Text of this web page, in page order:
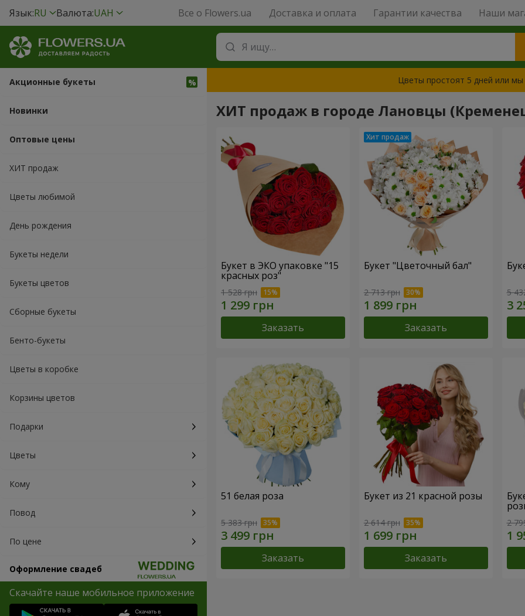
Язык:RU Валюта:UAH Все о Flowers.ua Доставка и оплата Гарантии качества Наши
Акционные букеты
Новинки
Оптовые цены
ХИТ продаж
Цветы любимой
День рождения
Букеты недели
Букеты цветов
Сборные букеты
Бенто-букеты
Цветы в коробке
Корзины цветов
Подарки
Цветы
Кому
Повод
По цене
Оформление свадеб
Скачайте наше мобильное приложение
Цветы простоят 5 дней или мы
ХИТ продаж в городе Лановцы
Букет в ЭКО упаковке "15
красных роз"
1 528 грн
Заказать
Букет "Цветочный бал"
2 713 грн
Заказать
5
51 белая роза
5 383 грн
Заказать
Букет из 21 красной розы
2 614 грн
Заказать
2